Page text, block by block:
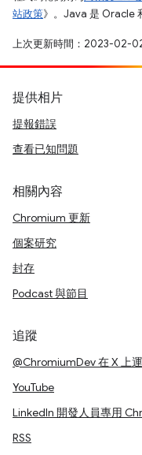
站政策》。Java 是 Oracle
上次更新時間：2023-02-02
提供相片
提報錯誤
查看已知問題
相關內容
Chromium 更新
個案研究
封存
Podcast 與節目
追蹤
@ChromiumDev 在 X 上
YouTube
LinkedIn 開發人員專用
RSS